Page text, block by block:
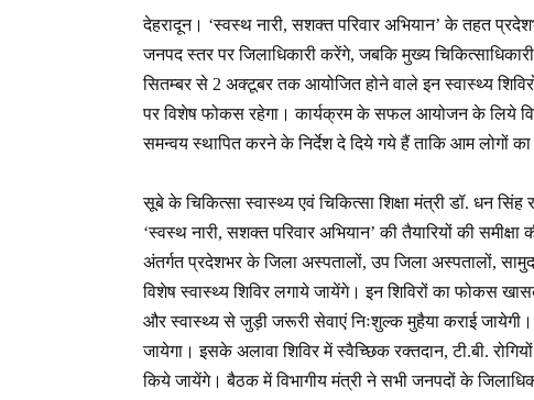
देहरादून। ‘स्वस्थ नारी, सशक्त परिवार अभियान’ के तहत
जनपद स्तर पर जिलाधिकारी करेंगे, जबकि मुख्य
सितम्बर से 2 अक्टूबर तक आयोजित होने वाले इन स्वास्थ्य
पर विशेष फोकस रहेगा। कार्यक्रम के सफल आयोजन के लिये
समन्वय स्थापित करने के निर्देश दे दिये गये हैं ताकि आम लोगों
सूबे के चिकित्सा स्वास्थ्य एवं चिकित्सा शिक्षा मंत्री डॉ. धन
‘स्वस्थ नारी, सशक्त परिवार अभियान’ की तैयारियों की
अंतर्गत प्रदेशभर के जिला अस्पतालों, उप जिला अस्पतालों,
विशेष स्वास्थ्य शिविर लगाये जायेंगे। इन शिविरों का फोकस
और स्वास्थ्य से जुड़ी जरूरी सेवाएं निःशुल्क मुहैया कराई
जायेगा। इसके अलावा शिविर में स्वैच्छिक रक्तदान, टी.बी.
किये जायेंगे। बैठक में विभागीय मंत्री ने सभी जनपदों के